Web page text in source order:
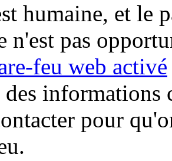
humaine, et le
n'est pas
feu web activé
informations
pour